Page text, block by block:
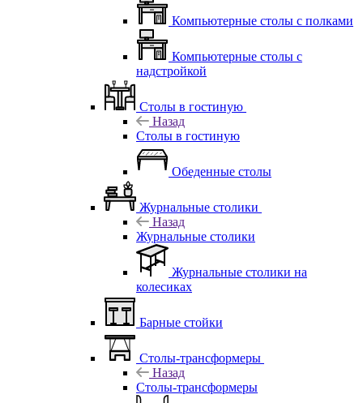
Компьютерные столы с полками
Компьютерные столы с
надстройкой
Столы в гостиную
Назад
Столы в гостиную
Обеденные столы
Журнальные столики
Назад
Журнальные столики
Журнальные столики на
колесиках
Барные стойки
Столы-трансформеры
Назад
Столы-трансформеры